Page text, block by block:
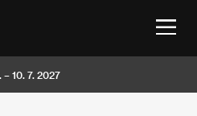
– 10. 7. 2027